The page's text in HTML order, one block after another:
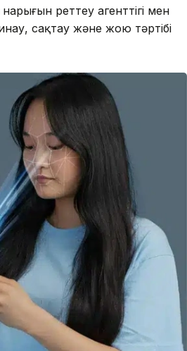
реттеу агенттігі мен
сақтау және жою тәртібі